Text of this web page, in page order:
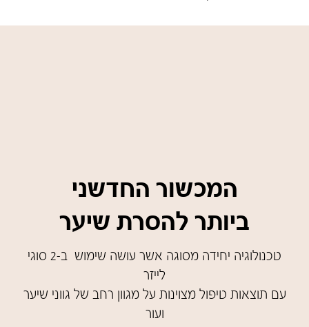
המכשור החדשני
ביותר להסרת שיער
טכנולוגיה יחידה מסוגה אשר עושה שימוש ב-2 סוגי
לייזר
עם תוצאות טיפול מצוינות על מגוון רחב של גווני שיער
ועור